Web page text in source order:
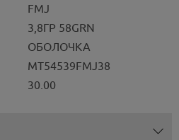
FMJ
3,8ГР 58GRN
ОБОЛОЧКА
MT54539FMJ38
30.00